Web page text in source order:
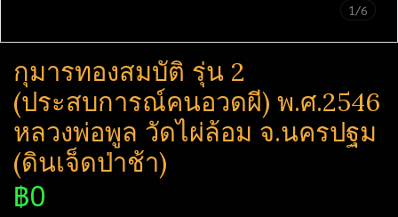
1/6
กุมารทองสมบัติ​ รุ่น 2
(ประสบการณ์คนอวดผี)​ พ.ศ.2546
หลวงพ่อพูล​ วัด​ไผ่​ล้อม​ จ.นครปฐม​
(ดินเจ็ดป่าช้า)
฿0